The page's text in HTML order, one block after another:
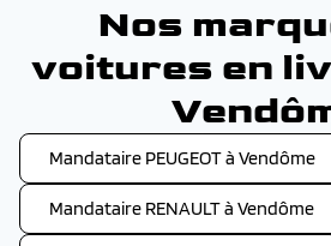
Nos
voitures en
Mandataire PEUGEOT à Vendôme
Mandataire RENAULT à Vendôme